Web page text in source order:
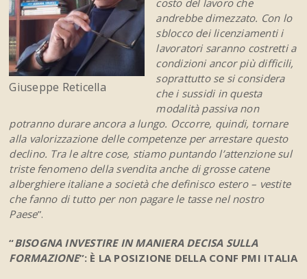
Giuseppe Reticella
costo del lavoro che
andrebbe dimezzato. Con lo
sblocco dei licenziamenti i
lavoratori saranno costretti a
condizioni ancor più difficili,
soprattutto se si considera
che i sussidi in questa
modalità passiva non
potranno durare ancora a lungo. Occorre, quindi, tornare
alla valorizzazione delle competenze per arrestare questo
declino. Tra le altre cose, stiamo puntando l’attenzione sul
triste fenomeno della svendita anche di grosse catene
alberghiere italiane a società che definisco estero – vestite
che fanno di tutto per non pagare le tasse nel nostro
Paese”.
“BISOGNA INVESTIRE IN MANIERA DECISA SULLA
FORMAZIONE”: È LA POSIZIONE DELLA CONF PMI ITALIA